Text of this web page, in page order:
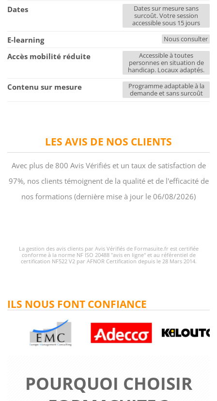
LES AVIS DE NOS CLIENTS
Avec plus de 800 Avis Vérifiés et un taux de satisfaction de
97%, nos clients témoignent de la qualité et de l'efficacité de
nos formations (dernière mise à jour le 06/08/2026)
La gestion des avis clients par Avis Vérifiés de Formasuite.fr est certifiée
conforme à la norme NF ISO 20488 "avis en ligne" et au référentiel de
certification NF522 V2 par AFNOR Certification depuis le 28 Mars 2014.
POURQUOI CHOISIR
ILS NOUS FONT CONFIANCE
Dates
Dates sur mesure sans
surcoût. Votre session
accessible sous 15 jours
E-learning Nous consulter
Accès mobilité réduite
Accessible à toutes
personnes en situation de
handicap. Locaux adaptés.
Contenu sur mesure
Programme adaptable à la
demande et sans surcoût